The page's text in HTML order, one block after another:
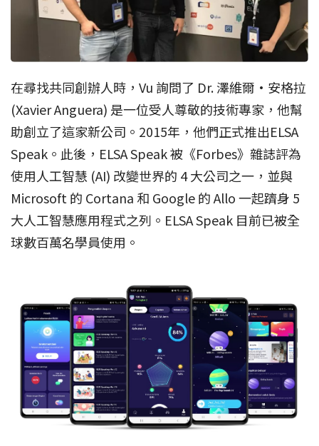
在尋找共同創辦人時，Vu 詢問了 Dr. 澤維爾·安格拉
(Xavier Anguera) 是一位受人尊敬的技術專家，他幫
助創立了這家新公司。2015年，他們正式推出ELSA
Speak。此後，ELSA Speak 被《Forbes》雜誌評為
使用人工智慧 (AI) 改變世界的 4 大公司之一，並與
Microsoft 的 Cortana 和 Google 的 Allo 一起躋身 5
大人工智慧應用程式之列。ELSA Speak 目前已被全
球數百萬名學員使用。